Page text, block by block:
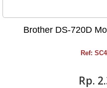
Brother DS-720D
Ref:
Rp‎.